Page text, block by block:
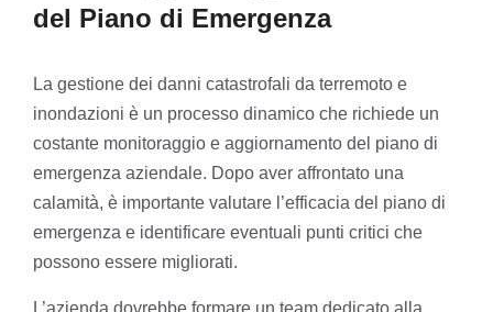
del Piano di Emergenza
La gestione dei danni catastrofali da terremoto e
inondazioni è un processo dinamico che richiede un
costante monitoraggio e aggiornamento del piano di
emergenza aziendale. Dopo aver affrontato una
calamità, è importante valutare l’efficacia del piano di
emergenza e identificare eventuali punti critici che
possono essere migliorati.
L’azienda dovrebbe formare un team dedicato alla